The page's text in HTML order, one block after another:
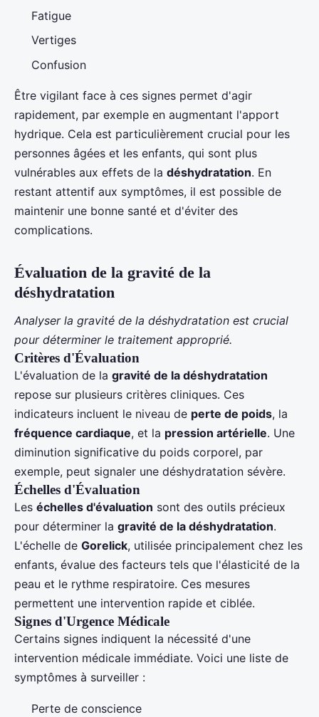
Fatigue
Vertiges
Confusion
Être vigilant face à ces signes permet d'agir
rapidement, par exemple en augmentant l'apport
hydrique. Cela est particulièrement crucial pour les
personnes âgées et les enfants, qui sont plus
vulnérables aux effets de la déshydratation. En
restant attentif aux symptômes, il est possible de
maintenir une bonne santé et d'éviter des
complications.
Évaluation de la gravité de la
déshydratation
Analyser la gravité de la déshydratation est crucial
pour déterminer le traitement approprié.
Critères d'Évaluation
L'évaluation de la gravité de la déshydratation
repose sur plusieurs critères cliniques. Ces
indicateurs incluent le niveau de perte de poids, la
fréquence cardiaque, et la pression artérielle. Une
diminution significative du poids corporel, par
exemple, peut signaler une déshydratation sévère.
Échelles d'Évaluation
Les échelles d'évaluation sont des outils précieux
pour déterminer la gravité de la déshydratation.
L'échelle de Gorelick, utilisée principalement chez les
enfants, évalue des facteurs tels que l'élasticité de la
peau et le rythme respiratoire. Ces mesures
permettent une intervention rapide et ciblée.
Signes d'Urgence Médicale
Certains signes indiquent la nécessité d'une
intervention médicale immédiate. Voici une liste de
symptômes à surveiller :
Perte de conscience